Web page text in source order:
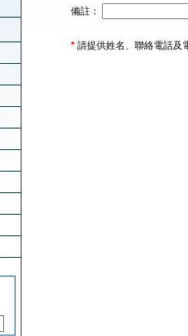
備註：
* 請提供姓名、聯絡電話及